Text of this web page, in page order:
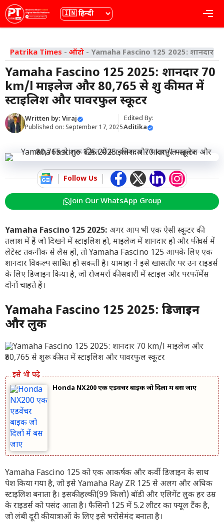
Skip
to
content
भाषा
Patrika Times - ऑटो - Yamaha Fascino 125 2025: शानदार
Yamaha Fascino 125 2025: शानदार 70
km/l माइलेज और ₹80,765 से शुरू कीमत में
स्टाइलिश और पावरफुल स्कूटर
Written by: Viraj
Published on: September 17, 2025
Edited By:
Aditika
Follow Us
Join Our WhatsApp Group
Yamaha Fascino 125 2025: अगर आप भी एक ऐसी स्कूटर की
तलाश में हैं जो दिखने में स्टाइलिश हो, माइलेज में शानदार हो और फीचर्स में
लेटेस्ट तकनीक से लैस हो, तो Yamaha Fascino 125 आपके लिए एक
शानदार विकल्प साबित हो सकती है। यामाहा ने इसे खासतौर पर उन राइडर्स
के लिए डिजाइन किया है, जो रोजमर्रा की सवारी में स्टाइल और परफॉर्मेंस
दोनों चाहते हैं।
Yamaha Fascino 125 2025: डिजाइन
और लुक
Honda NX200 एक एडवेंचर बाइक जो दिलों में बस जाए
Yamaha Fascino 125 को एक आकर्षक और कर्वी डिजाइन के साथ
पेश किया गया है, जो इसे Yamaha Ray ZR 125 से अलग और अधिक
स्टाइलिश बनाता है। इसकी हल्की (99 किलो) बॉडी और एलिगेंट लुक हर उम्र
के राइडर्स को पसंद आता है। फैसिनो 125 में 5.2 लीटर का फ्यूल टैंक है,
जो लंबी दूरी की यात्राओं के लिए इसे भरोसेमंद बनाता है।